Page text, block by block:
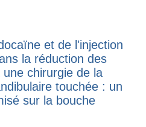
et de l'injection
la réduction des
chirurgie de la
touchée : un
sur la bouche